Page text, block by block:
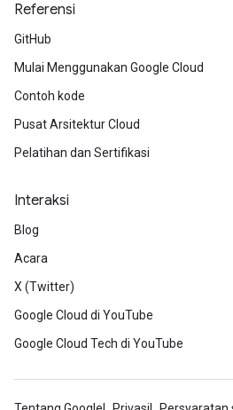
Referensi
GitHub
Mulai Menggunakan Google Cloud
Contoh kode
Pusat Arsitektur Cloud
Pelatihan dan Sertifikasi
Interaksi
Blog
Acara
X (Twitter)
Google Cloud di YouTube
Google Cloud Tech di YouTube